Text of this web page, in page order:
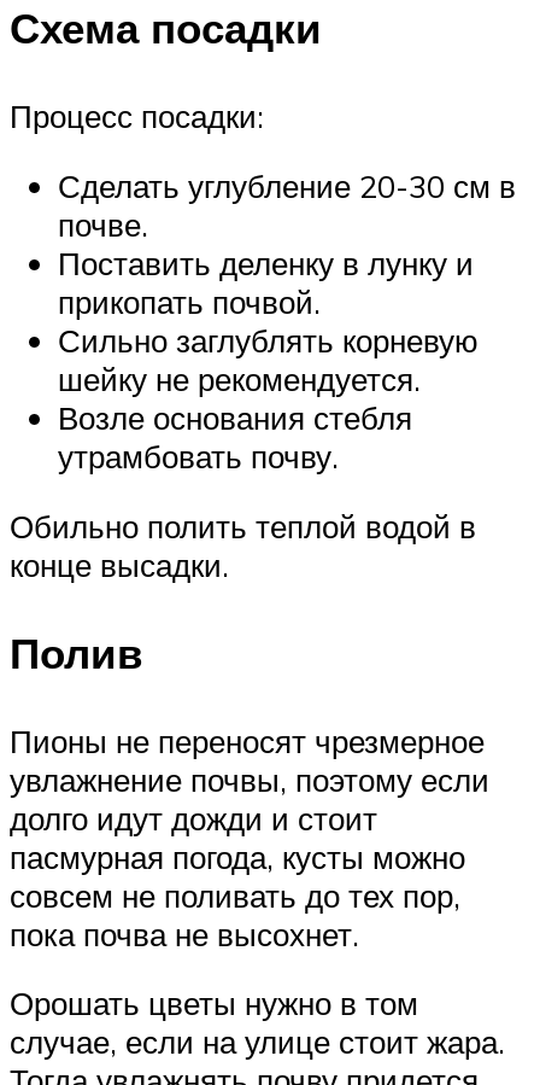
Схема посадки
Процесс посадки:
Сделать углубление 20-30 см в
почве.
Поставить деленку в лунку и
прикопать почвой.
Сильно заглублять корневую
шейку не рекомендуется.
Возле основания стебля
утрамбовать почву.
Обильно полить теплой водой в
конце высадки.
Полив
Пионы не переносят чрезмерное
увлажнение почвы, поэтому если
долго идут дожди и стоит
пасмурная погода, кусты можно
совсем не поливать до тех пор,
пока почва не высохнет.
Орошать цветы нужно в том
случае, если на улице стоит жара.